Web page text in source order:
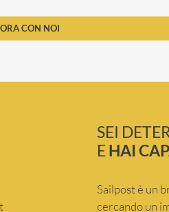
CON NOI
SEI
EHAI
Sailpost è un
cercando un